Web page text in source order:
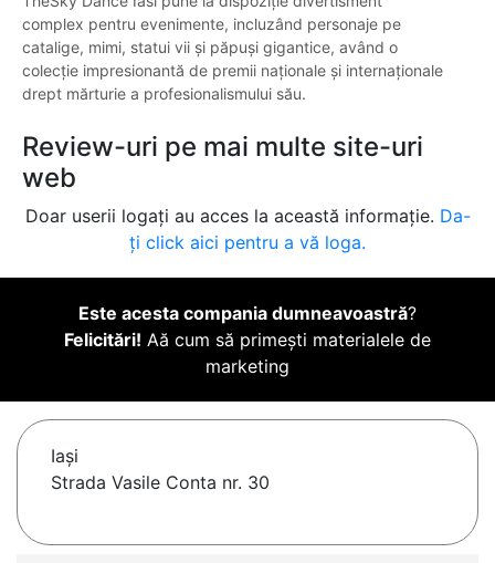
complex pentru evenimente, incluzând personaje pe
catalige, mimi, statui vii și păpuși gigantice, având o
colecție impresionantă de premii naționale și internaționale
drept mărturie a profesionalismului său.
Review-uri pe mai multe site-uri
web
Doar userii logați au acces la această informație. Da-
ți click aici pentru a vă loga.
Este acesta compania dumneavoastră?
Felicitări! Aă cum să primești materialele de
marketing
Iaşi
Strada Vasile Conta nr. 30